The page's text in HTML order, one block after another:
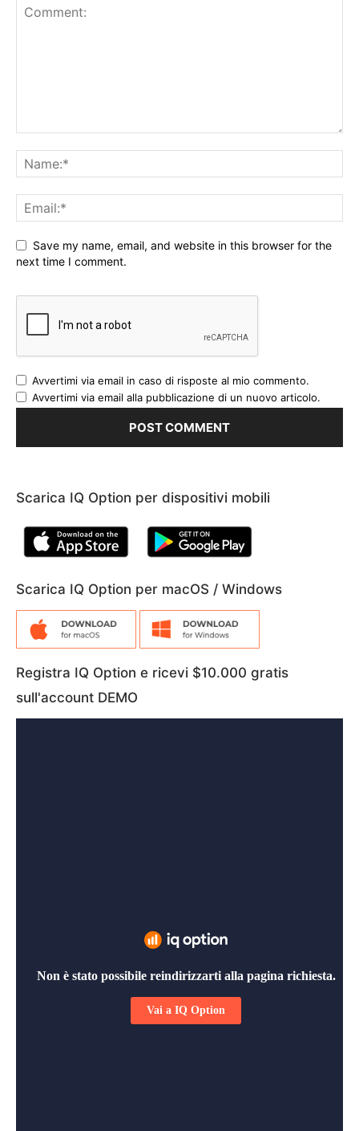
Save my name, email, and website in this browser for the
next time I comment.
Avvertimi via email in caso di risposte al mio commento.
Avvertimi via email alla pubblicazione di un nuovo articolo.
Scarica IQ Option per dispositivi mobili
Scarica IQ Option per macOS / Windows
Registra IQ Option e ricevi $10.000 gratis
sull'account DEMO